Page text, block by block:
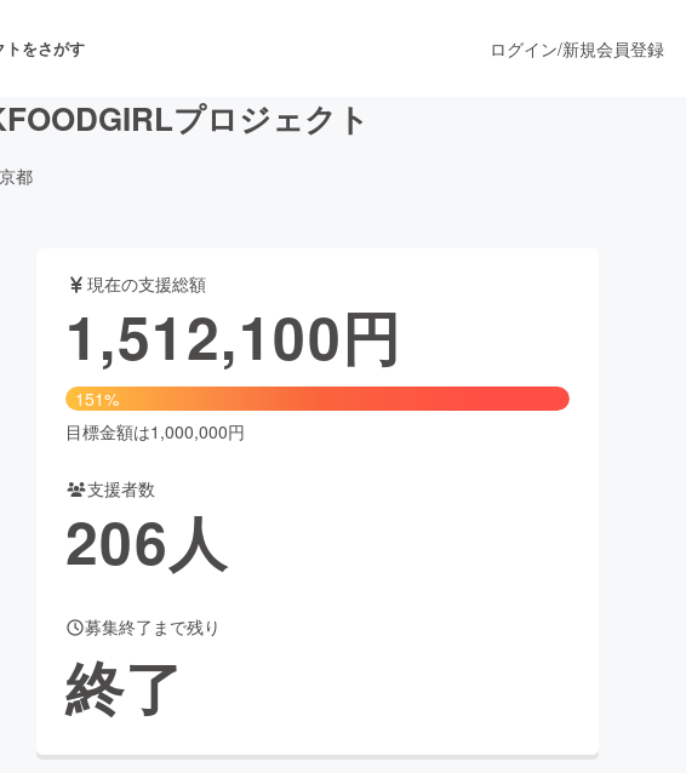
トをさがす
パフォーマンス
飲食店 ファッション
漫画
ティー・ヘルスケア
ログイン/新規会員登録
プロジェクト
都
現在の支援総額
1,512,100円
151%
目標金額は1,000,000円
支援者数
206人
募集終了まで残り
終了